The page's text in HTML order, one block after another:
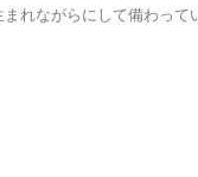
れながらにして備わっ